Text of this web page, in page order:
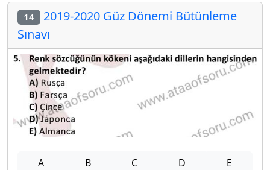
14 2019-2020 Güz Dönemi Bütünleme
Sınavı
A B C D E